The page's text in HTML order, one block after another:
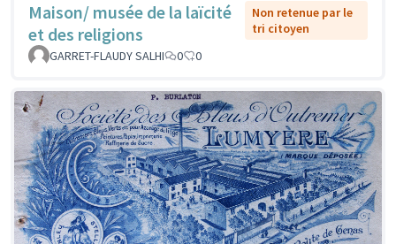
Maison/ musée de la laïcité
et des religions
Non retenue par le
tri citoyen
GARRET-FLAUDY SALHI
0 0